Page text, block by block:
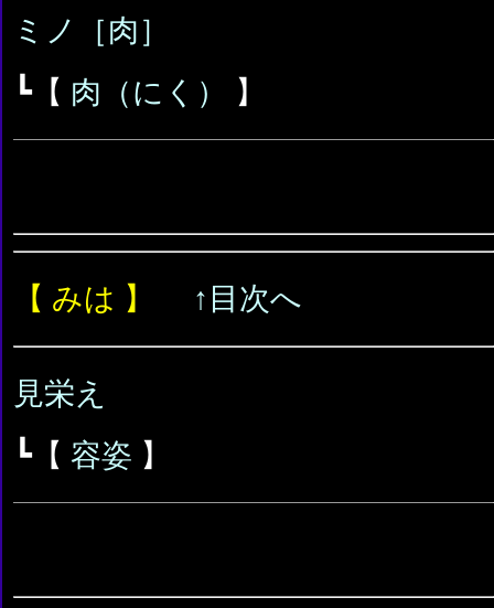
ミノ［肉］
┗【 肉（にく） 】
【 みは 】 ↑目次へ
見栄え
┗【 容姿 】